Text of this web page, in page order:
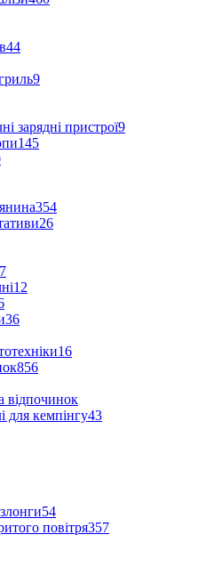
44
9
зарядні пристрої9
145
354
26
7
12
36
16
856
відпочинок
для кемпінгу43
54
повітря357